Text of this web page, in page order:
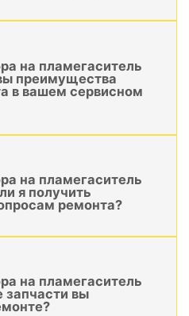
на пламегаситель
преимущества
в вашем сервисном
на пламегаситель
я получить
ремонта?
на пламегаситель
запчасти вы